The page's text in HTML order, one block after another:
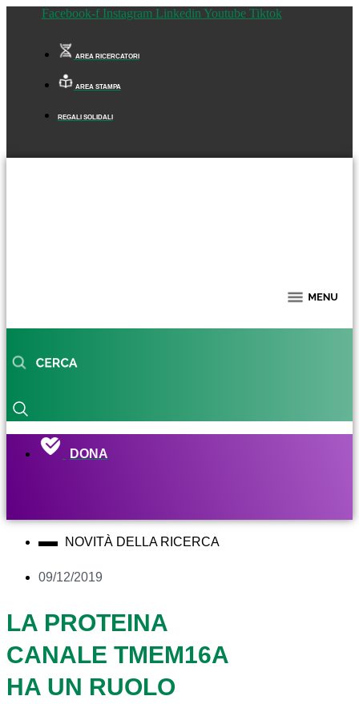
Facebook-f Instagram Linkedin Youtube Tiktok
AREA RICERCATORI
AREA STAMPA
REGALI SOLIDALI
DONA
NOVITÀ DELLA RICERCA
09/12/2019
LA PROTEINA
CANALE TMEM16A
HA UN RUOLO